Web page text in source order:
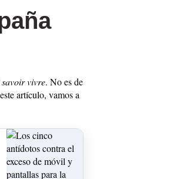
savoir vivre. No es de
artículo, vamos a